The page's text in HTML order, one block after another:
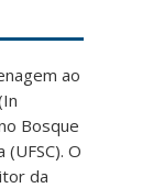
ao
Bosque
O
da